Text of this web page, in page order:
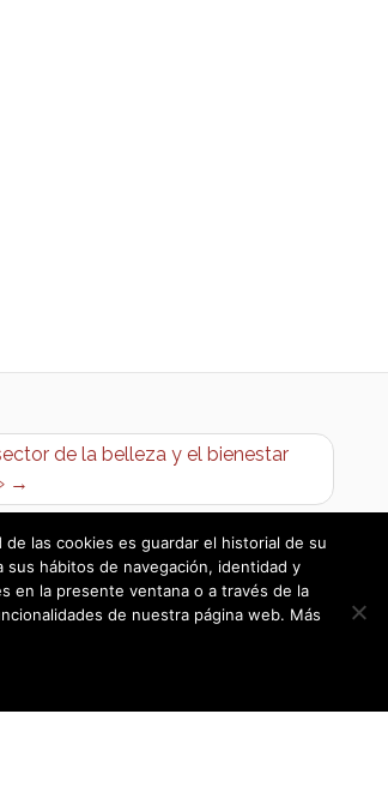
de la belleza y el bienestar
→
las cookies es guardar el historial de su
hábitos de navegación, identidad y
en la presente ventana o a través de la
de nuestra página web. Más